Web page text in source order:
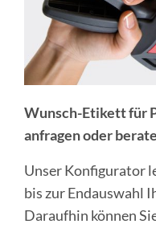
Wunsch-Etikett für
anfragen oder
Unser Konfigurator
bis zur Endauswahl
Daraufhin können